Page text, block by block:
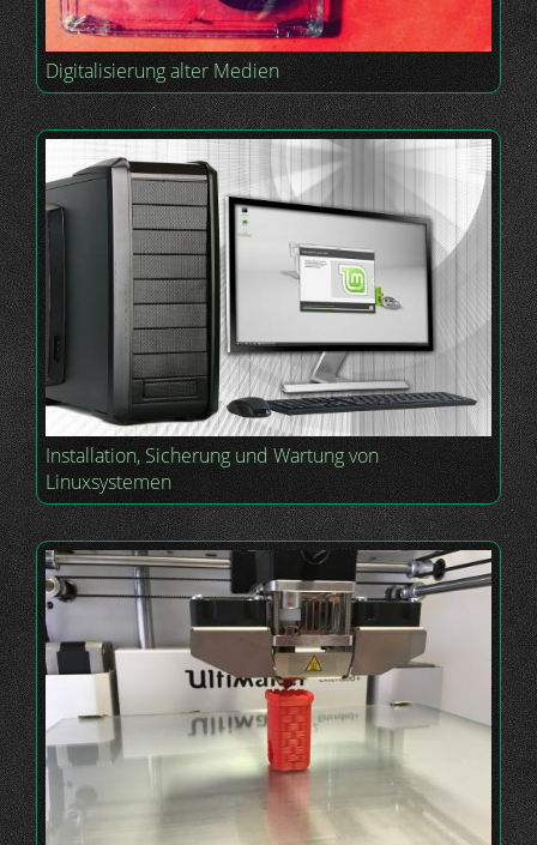
Digitalisierung alter Medien
Installation, Sicherung und Wartung von
Linuxsystemen